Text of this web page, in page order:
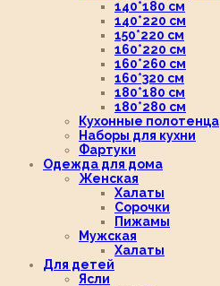
140*180 см
140*220 см
150*220 см
160*220 см
160*260 см
160*320 см
180*180 см
180*280 см
Кухонные полотенца
Наборы для кухни
Фартуки
Одежда для дома
Женская
Халаты
Сорочки
Пижамы
Мужская
Халаты
Для детей
Ясли